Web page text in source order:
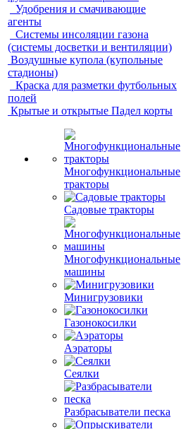
Удобрения и смачивающие
агенты
Системы инсоляции газона
(системы досветки и вентиляции)
Воздушные купола (купольные
стадионы)
Краска для разметки футбольных
полей
Крытые и открытые Падел корты
Многофункциональные
тракторы
Садовые тракторы
Многофункциональные
машины
Минигрузовики
Газонокосилки
Аэраторы
Сеялки
Разбрасыватели песка